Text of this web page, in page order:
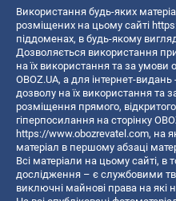
Використання будь-яких
розміщених на цьому сайті
піддоменах, в будь-якому
Дозволяється використання
на їх використання та за умови
OBOZ.UA, а для інтернет-
дозволу на їх використання та
розміщення прямого,
гіперпосилання на сторінку
https://www.obozrevatel.com, на
матеріал в першому абзаці
Всі матеріали на цьому сайті, в
дослідження – є службовими
виключні майнові права на які